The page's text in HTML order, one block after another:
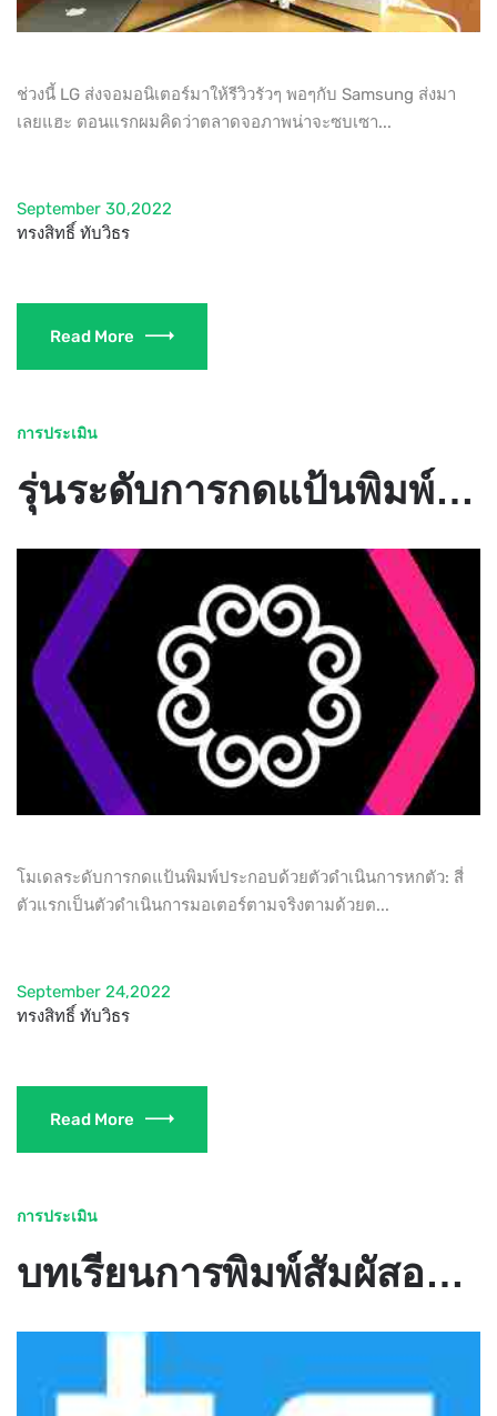
ช่วงนี้ LG ส่งจอมอนิเตอร์มาให้รีวิวรัวๆ พอๆกับ Samsung ส่งมา
เลยแฮะ ตอนแรกผมคิดว่าตลาดจอภาพน่าจะซบเซา...
September 30,2022
ทรงสิทธิ์ ทับวิธร
Read More
การประเมิน
รุ่นระดับการกดแป้นพิมพ์ โครงสร้างของแบบจำลองระดับการกดแป้นพิมพ์และเปรียบเทียบกับ GOMS
โมเดลระดับการกดแป้นพิมพ์ประกอบด้วยตัวดำเนินการหกตัว: สี่
ตัวแรกเป็นตัวดำเนินการมอเตอร์ตามจริงตามด้วยต...
September 24,2022
ทรงสิทธิ์ ทับวิธร
Read More
การประเมิน
บทเรียนการพิมพ์สัมผัสออนไลน์